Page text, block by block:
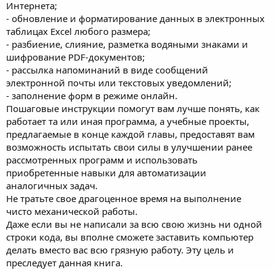
Интернета;
- обновление и форматирование данных в электронных
таблицах Excel любого размера;
- разбиение, слияние, разметка водяными знаками и
шифрование PDF-документов;
- рассылка напоминаний в виде сообщений
электронной почты или текстовых уведомлений;
- заполнение форм в режиме онлайн.
Пошаговые инструкции помогут вам лучше понять, как
работает та или иная программа, а учебные проекты,
предлагаемые в конце каждой главы, предоставят вам
возможность испытать свои силы в улучшении ранее
рассмотренных программ и использовать
приобретенные навыки для автоматизации
аналогичных задач.
Не тратьте свое драгоценное время на выполнение
чисто механической работы.
Даже если вы не написали за всю свою жизнь ни одной
строки кода, вы вполне сможете заставить компьютер
делать вместо вас всю грязную работу. Эту цель и
преследует данная книга.